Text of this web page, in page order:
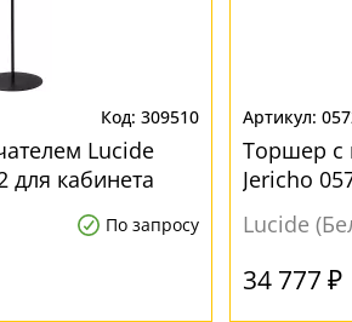
309510
Lucide
для кабинета
По запросу
Торшер с
Jericho
Lucide
34 777 ₽